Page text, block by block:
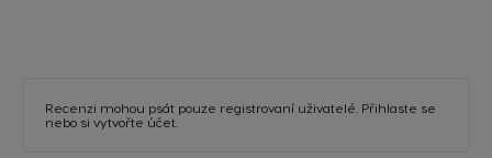
Recenzi mohou psát pouze registrovaní uživatelé. Přihlaste se
nebo si vytvořte účet